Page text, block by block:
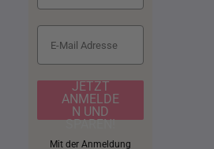
JETZT
ANMELDE
N UND
SPAREN!
Mit der Anmeldung